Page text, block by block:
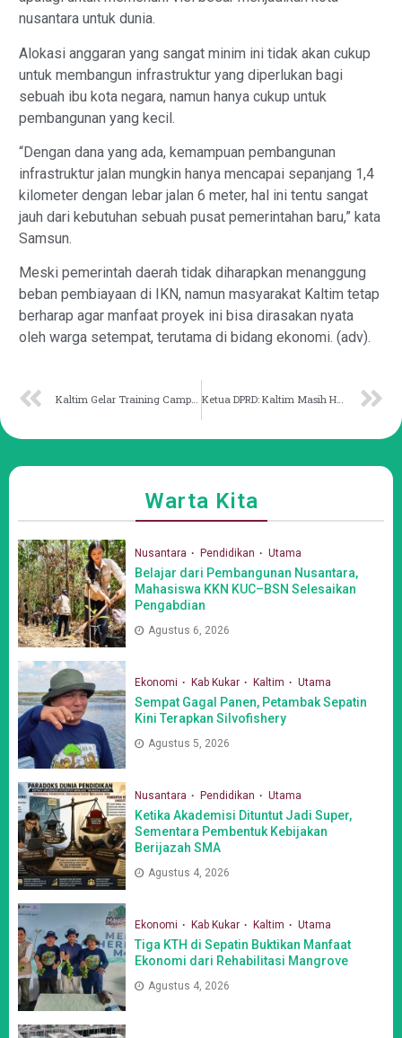
nusantara untuk dunia.
Alokasi anggaran yang sangat minim ini tidak akan cukup
untuk membangun infrastruktur yang diperlukan bagi
sebuah ibu kota negara, namun hanya cukup untuk
pembangunan yang kecil.
“Dengan dana yang ada, kemampuan pembangunan
infrastruktur jalan mungkin hanya mencapai sepanjang 1,4
kilometer dengan lebar jalan 6 meter, hal ini tentu sangat
jauh dari kebutuhan sebuah pusat pemerintahan baru,” kata
Samsun.
Meski pemerintah daerah tidak diharapkan menanggung
beban pembiayaan di IKN, namun masyarakat Kaltim tetap
berharap agar manfaat proyek ini bisa dirasakan nyata
oleh warga setempat, terutama di bidang ekonomi. (adv).
Kaltim Gelar Training Camp untuk Persiapan Pra-Popnas Kendari Ketua DPRD: Kaltim Masih Hadapi Ragam Masalah Sosial
Warta Kita
Nusantara Pendidikan Utama
Belajar dari Pembangunan Nusantara,
Mahasiswa KKN KUC–BSN Selesaikan
Pengabdian
Agustus 6, 2026
Ekonomi Kab Kukar Kaltim Utama
Sempat Gagal Panen, Petambak Sepatin
Kini Terapkan Silvofishery
Agustus 5, 2026
Nusantara Pendidikan Utama
Ketika Akademisi Dituntut Jadi Super,
Sementara Pembentuk Kebijakan
Berijazah SMA
Agustus 4, 2026
Ekonomi Kab Kukar Kaltim Utama
Tiga KTH di Sepatin Buktikan Manfaat
Ekonomi dari Rehabilitasi Mangrove
Agustus 4, 2026